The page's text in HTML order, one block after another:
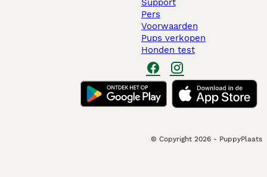
Support
Pers
Voorwaarden
Pups verkopen
Honden test
© Copyright 2026 - PuppyPlaats